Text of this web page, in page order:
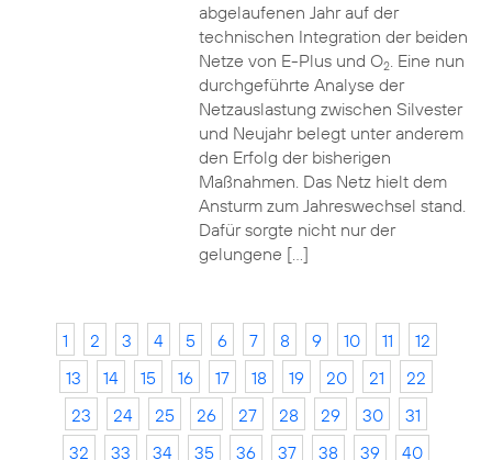
abgelaufenen Jahr auf der
technischen Integration der beiden
Netze von E-Plus und O2. Eine nun
durchgeführte Analyse der
Netzauslastung zwischen Silvester
und Neujahr belegt unter anderem
den Erfolg der bisherigen
Maßnahmen. Das Netz hielt dem
Ansturm zum Jahreswechsel stand.
Dafür sorgte nicht nur der
gelungene […]
1 2 3 4 5 6 7 8 9 10 11
12
13
14 15 16 17 18 19 20 21
22
23
24 25 26 27 28 29 30
31
32
33 34 35 36 37 38 39
40